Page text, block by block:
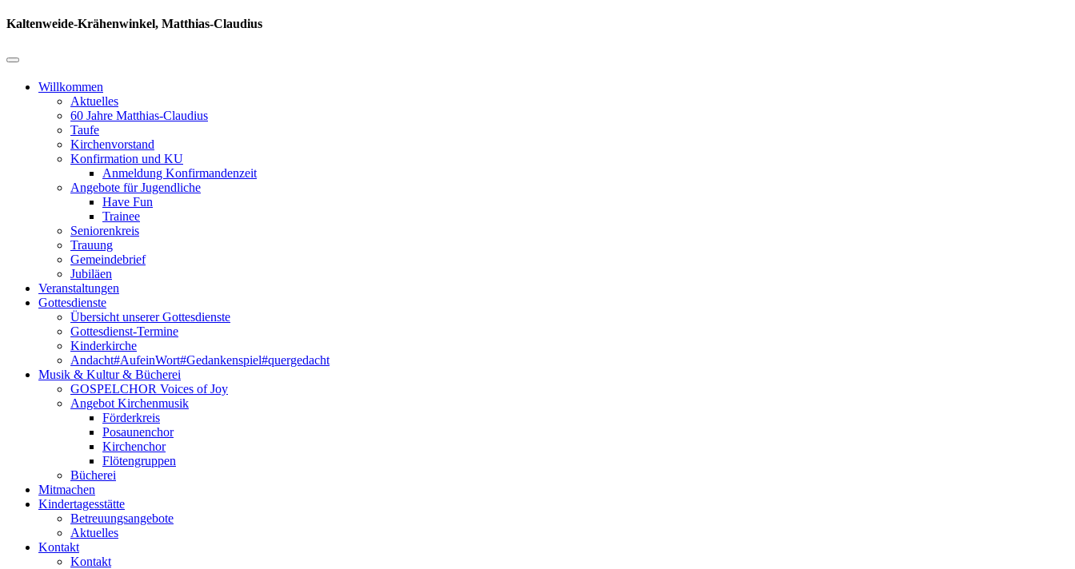
Kaltenweide-Krähenwinkel, Matthias-Claudius
Willkommen
Aktuelles
60 Jahre Matthias-Claudius
Taufe
Kirchenvorstand
Konfirmation und KU
Anmeldung Konfirmandenzeit
Angebote für Jugendliche
Have Fun
Trainee
Seniorenkreis
Trauung
Gemeindebrief
Jubiläen
Veranstaltungen
Gottesdienste
Übersicht unserer Gottesdienste
Gottesdienst-Termine
Kinderkirche
Andacht#AufeinWort#Gedankenspiel#quergedacht
Musik & Kultur & Bücherei
GOSPELCHOR Voices of Joy
Angebot Kirchenmusik
Förderkreis
Posaunenchor
Kirchenchor
Flötengruppen
Bücherei
Mitmachen
Kindertagesstätte
Betreuungsangebote
Aktuelles
Kontakt
Kontakt